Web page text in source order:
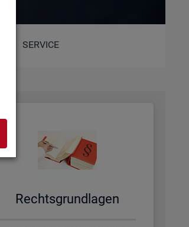
SERVICE
Rechts­grund­la­gen